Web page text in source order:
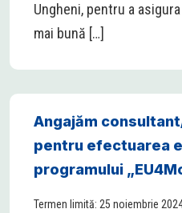
Ungheni, pentru a
mai bună […]
Angajăm
pentru efectuarea
programului
Termen limită: 25 noiembrie